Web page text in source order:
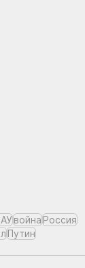
войнаРоссия
Путин